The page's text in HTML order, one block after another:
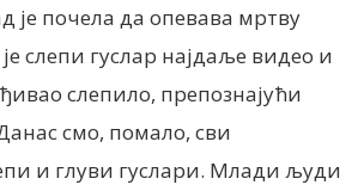
је почела да опевава мртву
слепи гуслар најдаље видео и
слепило, препознајући
смо, помало, сви
и глуви гуслари. Млади људи